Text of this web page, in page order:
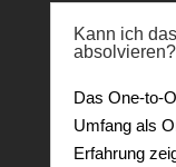
Kann ich
absolvieren?
Das One-to-
Umfang als
Erfahrung